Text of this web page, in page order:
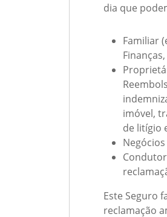
dia que
Familiar
imóvel,
de litígio
Este Seguro
reclamação